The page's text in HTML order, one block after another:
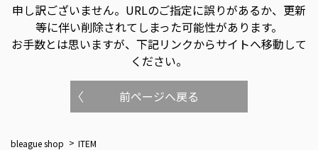
申し訳ございません。 URLのご指定に誤りがあるか、更新
等に伴い削除されてしまった可能性があります。
お手数とは思いますが、下記リンクからサイトへ移動して
ください。
前ページへ戻る
bleague shop ITEM